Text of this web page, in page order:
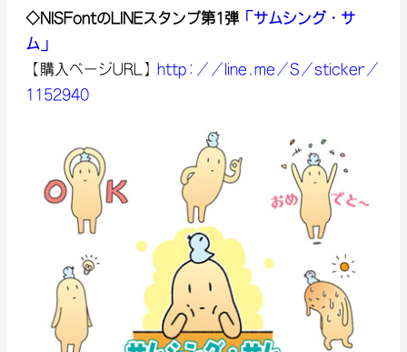
◇NISFontのLINEスタンプ第1弾 「サムシング・サ
ム」
【購入ページURL】 http://line.me/S/sticker/
1152940